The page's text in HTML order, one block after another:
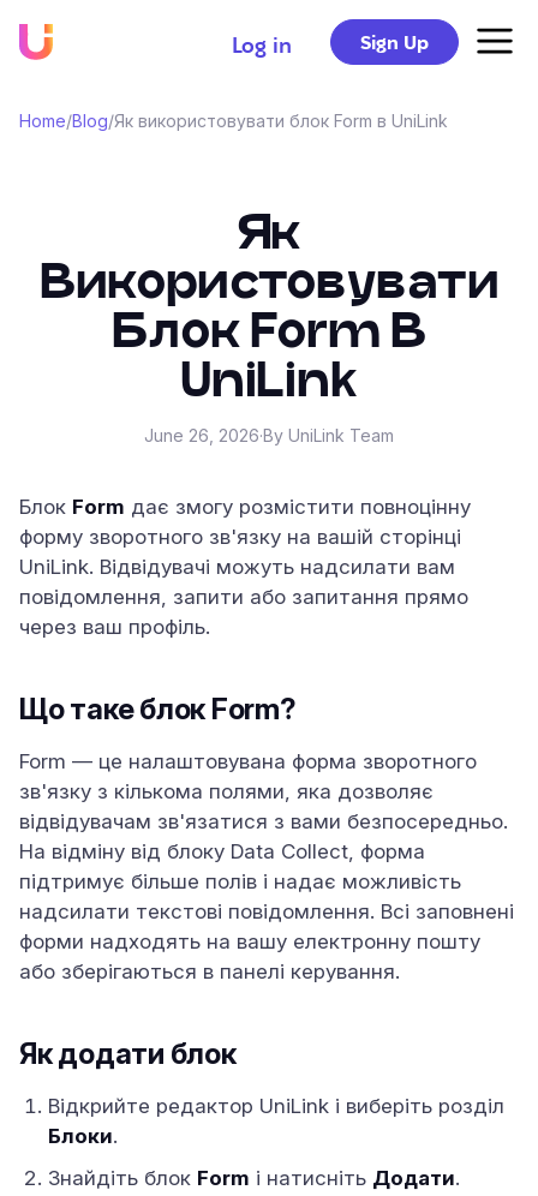
Log in Sign Up
Home/Blog/Як використовувати блок Form в UniLink
Як
Використовувати
Блок Form В
UniLink
June 26, 2026·By UniLink Team
Блок Form дає змогу розмістити повноцінну
форму зворотного зв'язку на вашій сторінці
UniLink. Відвідувачі можуть надсилати вам
повідомлення, запити або запитання прямо
через ваш профіль.
Що таке блок Form?
Form — це налаштовувана форма зворотного
зв'язку з кількома полями, яка дозволяє
відвідувачам зв'язатися з вами безпосередньо.
На відміну від блоку Data Collect, форма
підтримує більше полів і надає можливість
надсилати текстові повідомлення. Всі заповнені
форми надходять на вашу електронну пошту
або зберігаються в панелі керування.
Як додати блок
Відкрийте редактор UniLink і виберіть розділ
Блоки.
Знайдіть блок Form і натисніть Додати.